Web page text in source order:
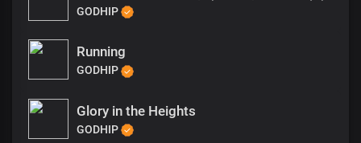
GODHIP
Running
GODHIP
Glory in the Heights
GODHIP